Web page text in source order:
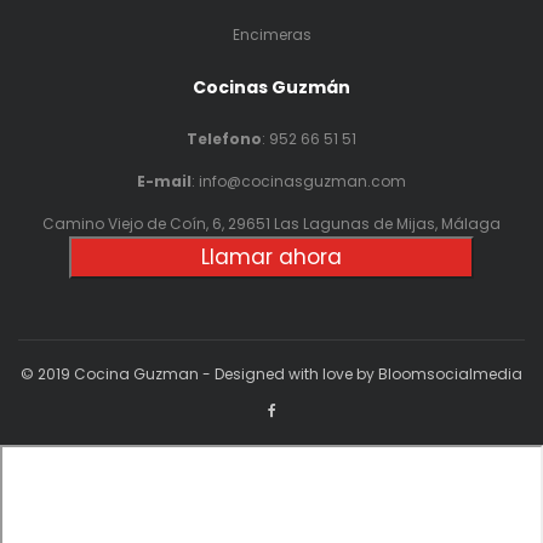
Encimeras
Cocinas Guzmán
Telefono: 952 66 51 51
E-mail: info@cocinasguzman.com
Camino Viejo de Coín, 6, 29651 Las Lagunas de Mijas, Málaga
Llamar ahora
© 2019 Cocina Guzman - Designed with love by Bloomsocialmedia